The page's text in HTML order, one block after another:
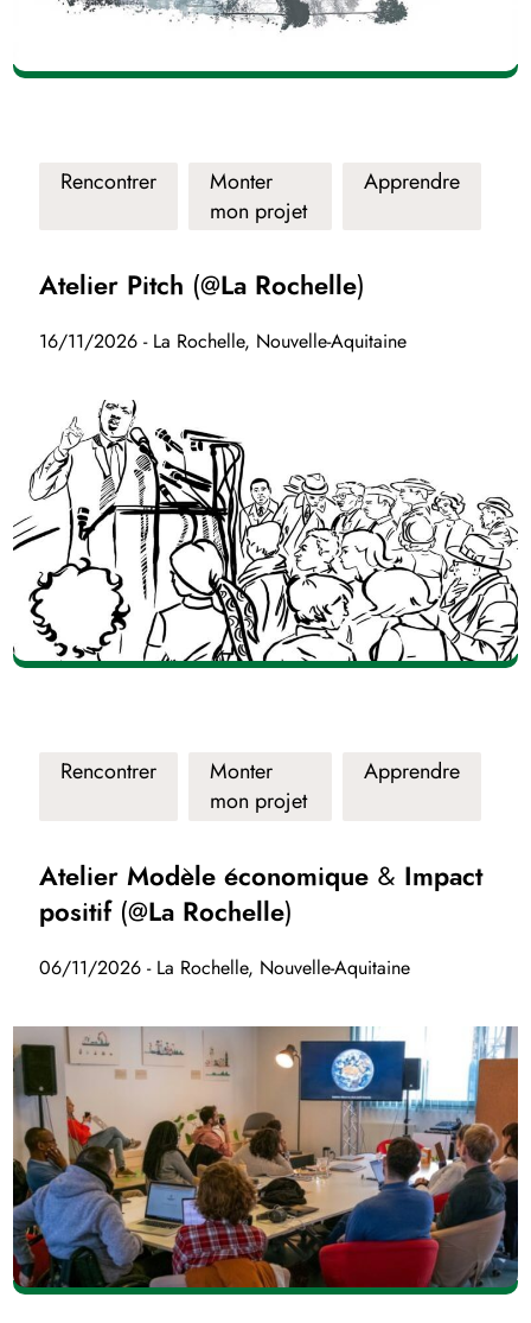
Rencontrer
Monter
mon projet
Apprendre
Atelier Pitch (@La Rochelle)
16/11/2026 - La Rochelle, Nouvelle-Aquitaine
Rencontrer
Monter
mon projet
Apprendre
Atelier Modèle économique & Impact
positif (@La Rochelle)
06/11/2026 - La Rochelle, Nouvelle-Aquitaine